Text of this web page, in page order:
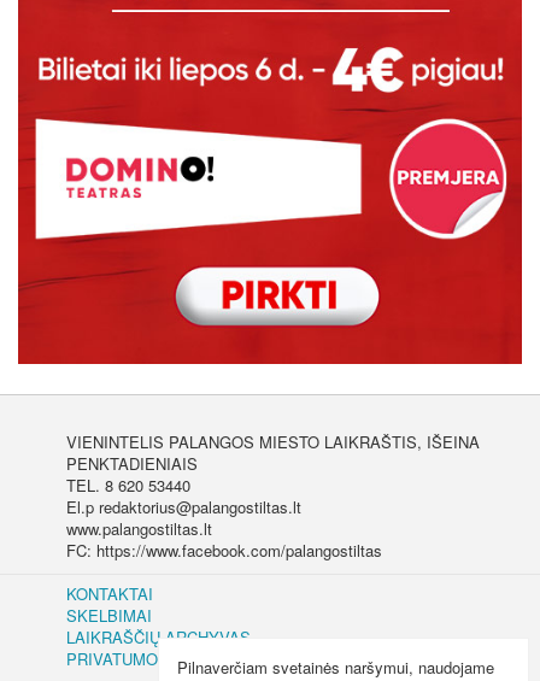
VIENINTELIS PALANGOS MIESTO LAIKRAŠTIS, IŠEINA
PENKTADIENIAIS
TEL. 8 620 53440
El.p redaktorius@palangostiltas.lt
www.palangostiltas.lt
FC: https://www.facebook.com/palangostiltas
KONTAKTAI
SKELBIMAI
LAIKRAŠČIŲ ARCHYVAS
PRIVATUMO IR SLAPUKŲ POLITIKA
Pilnaverčiam svetainės naršymui, naudojame